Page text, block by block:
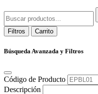
Filtros Carrito
Búsqueda Avanzada y Filtros
Código de Producto
Descripción